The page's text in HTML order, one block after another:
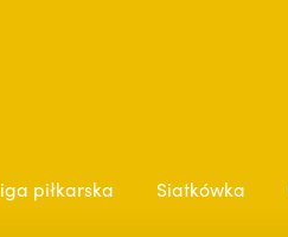
piłkarska Siatkówka